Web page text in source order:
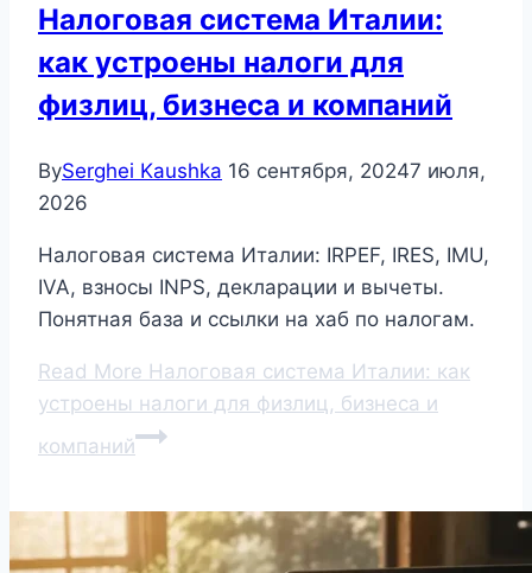
Налоговая система Италии:
как устроены налоги для
физлиц, бизнеса и компаний
BySerghei Kaushka 16 сентября, 20247 июля,
2026
Налоговая система Италии: IRPEF, IRES, IMU,
IVA, взносы INPS, декларации и вычеты.
Понятная база и ссылки на хаб по налогам.
Read More Налоговая система Италии: как
устроены налоги для физлиц, бизнеса и
компаний